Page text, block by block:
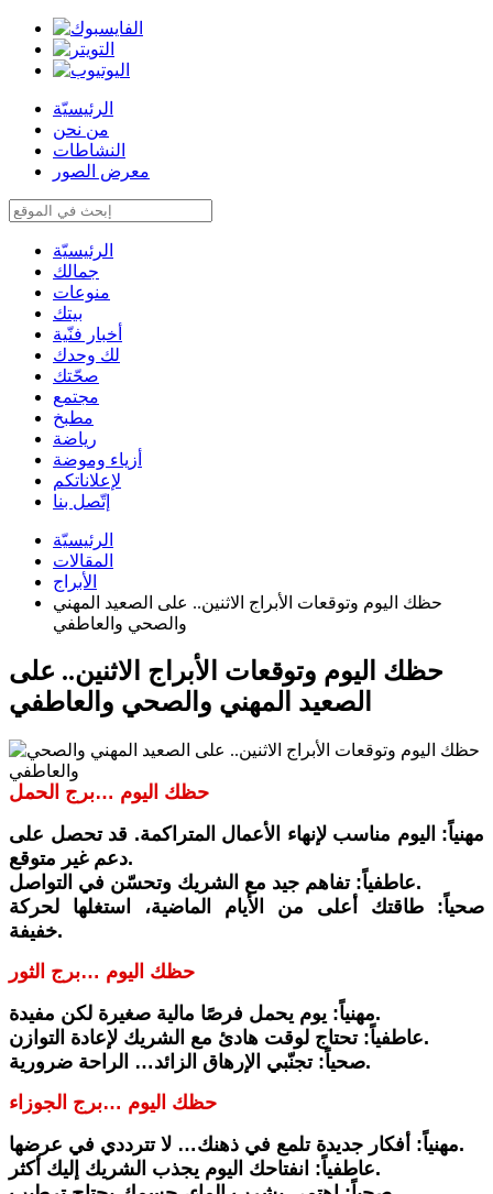
الرئيسيّة
من نحن
النشاطات
معرض الصور
الرئيسيّة
جمالك
منوعات
بيتك
أخبار فنّية
لك وحدك
صحّتك
مجتمع
مطبخ
رياضة
أزياء وموضة
لإعلاناتكم
إتّصل بنا
الرئيسيّة
المقالات
الأبراج
حظك اليوم وتوقعات الأبراج الاثنين.. على الصعيد المهني
والصحي والعاطفي
حظك اليوم وتوقعات الأبراج الاثنين.. على
الصعيد المهني والصحي والعاطفي
حظك اليوم …برج الحمل
مهنياً: اليوم مناسب لإنهاء الأعمال المتراكمة. قد تحصل على
دعم غير متوقع.
عاطفياً: تفاهم جيد مع الشريك وتحسّن في التواصل.
صحياً: طاقتك أعلى من الأيام الماضية، استغلها لحركة
خفيفة.
حظك اليوم …برج الثور
مهنياً: يوم يحمل فرصًا مالية صغيرة لكن مفيدة.
عاطفياً: تحتاج لوقت هادئ مع الشريك لإعادة التوازن.
صحياً: تجنّبي الإرهاق الزائد… الراحة ضرورية.
حظك اليوم …برج الجوزاء
مهنياً: أفكار جديدة تلمع في ذهنك… لا تترددي في عرضها.
عاطفياً: انفتاحك اليوم يجذب الشريك إليك أكثر.